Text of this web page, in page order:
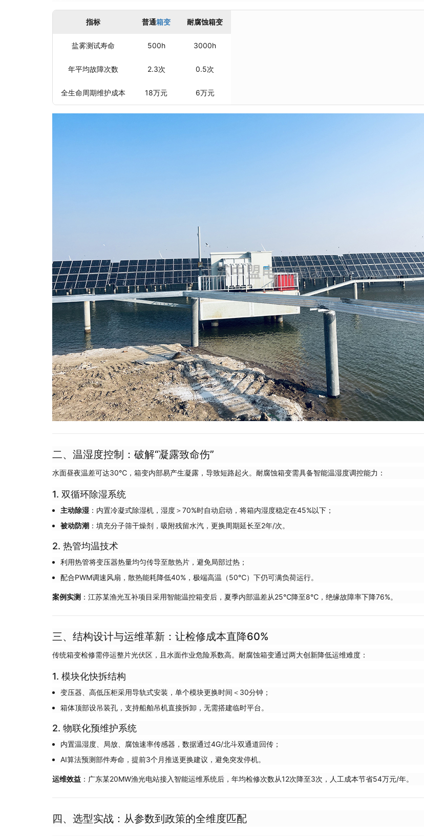
指标 普通箱变 耐腐蚀箱变
盐雾测试寿命 500h 3000h
年平均故障次数 2.3次 0.5次
全生命周期维护成本 18万元 6万元
二、温湿度控制：破解“凝露致命伤”
水面昼夜温差可达30℃，箱变内部易产生凝露，导致短路起火。耐腐蚀箱变需具备智能温湿度调控能力：
1. 双循环除湿系统
主动除湿 ：内置冷凝式除湿机，湿度＞70%时自动启动，将箱内湿度稳定在45%以下；
被动防潮 ：填充分子筛干燥剂，吸附残留水汽，更换周期延长至2年/次。
2. 热管均温技术
利用热管将变压器热量均匀传导至散热片，避免局部过热；
配合PWM调速风扇，散热能耗降低40%，极端高温（50℃）下仍可满负荷运行。
案例实测 ：江苏某渔光互补项目采用智能温控箱变后，夏季内部温差从25℃降至8℃，绝缘故障率下降76%。
三、结构设计与运维革新：让检修成本直降60%
传统箱变检修需停运整片光伏区，且水面作业危险系数高。耐腐蚀箱变通过两大创新降低运维难度：
1. 模块化快拆结构
变压器、高低压柜采用导轨式安装，单个模块更换时间＜30分钟；
箱体顶部设吊装孔，支持船舶吊机直接拆卸，无需搭建临时平台。
2. 物联化预维护系统
内置温湿度、局放、腐蚀速率传感器，数据通过4G/北斗双通道回传；
AI算法预测部件寿命，提前3个月推送更换建议，避免突发停机。
运维效益 ：广东某20MW渔光电站接入智能运维系统后，年均检修次数从12次降至3次，人工成本节省54万元/年。
四、选型实战：从参数到政策的全维度匹配